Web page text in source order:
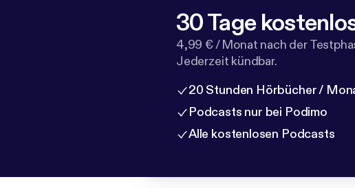
30 Tage
4,99 € / Monat nach der
Jederzeit kündbar.
20 Stunden Hörbücher /
Podcasts nur bei Podimo
Alle kostenlosen Podcasts